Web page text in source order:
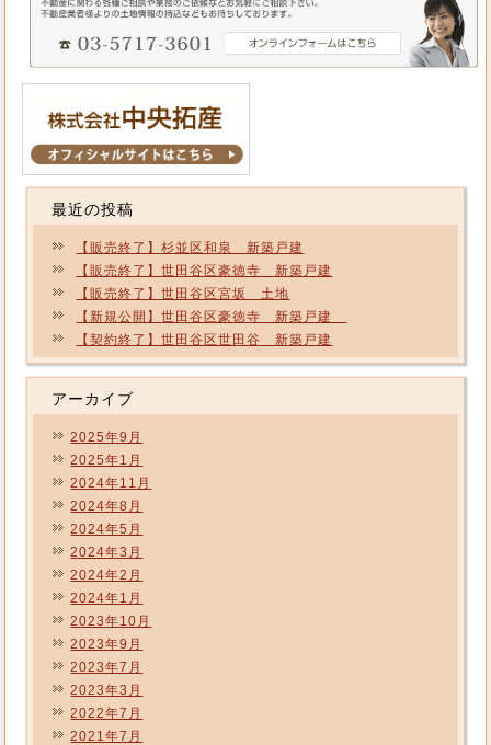
最近の投稿
【販売終了】杉並区和泉 新築戸建
【販売終了】世田谷区豪徳寺 新築戸建
【販売終了】世田谷区宮坂 土地
【新規公開】世田谷区豪徳寺 新築戸建
【契約終了】世田谷区世田谷 新築戸建
アーカイブ
2025年9月
2025年1月
2024年11月
2024年8月
2024年5月
2024年3月
2024年2月
2024年1月
2023年10月
2023年9月
2023年7月
2023年3月
2022年7月
2021年7月